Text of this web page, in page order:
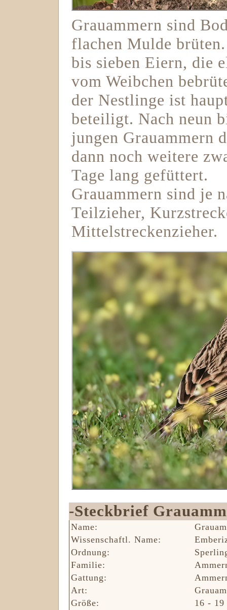
Grauammern sind
flachen Mulde
bis sieben Eiern, die
vom Weibchen
der Nestlinge ist
beteiligt. Nach neun
jungen Grauammern
dann noch weitere
Tage lang gefüttert.
Grauammern sind je
Teilzieher,
Mittelstreckenzieher.
-Steckbrief
Name:
Wissenschaftl. Name:
Ordnung:
Familie:
Gattung:
Art:
Größe:
16 - 19